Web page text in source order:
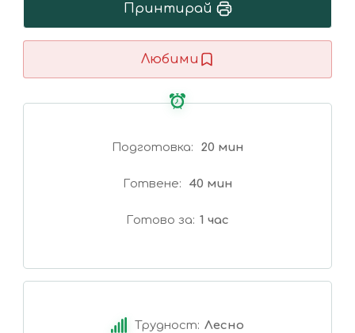
Принтирай
Любими
Подготовка 20 мин
Готвене 40 мин
Готово за 1 час
Трудност: Лесно